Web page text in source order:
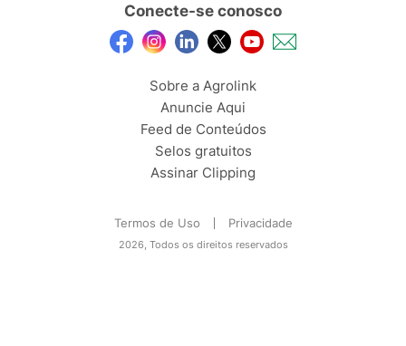
Conecte-se conosco
Sobre a Agrolink
Anuncie Aqui
Feed de Conteúdos
Selos gratuitos
Assinar Clipping
Termos de Uso Privacidade
2026, Todos os direitos reservados